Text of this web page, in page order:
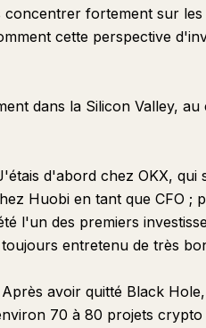
fortement sur les
cette perspective
dans la Silicon Valley,
d'abord chez OKX, qui
Huobi en tant que CFO ;
l'un des premiers
entretenu de très
avoir quitté Black
70 à 80 projets